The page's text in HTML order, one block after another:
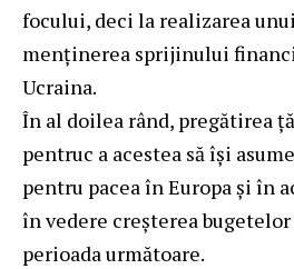
focului, deci la realizarea
menținerea sprijinului
Ucraina.
În al doilea rând, pregătirea
pentruc a acestea să își
pentru pacea în Europa și în
în vedere creșterea
perioada următoare.